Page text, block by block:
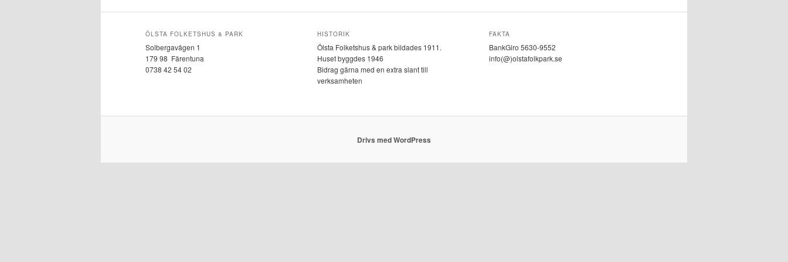
ÖLSTA FOLKETSHUS & PARK
Solbergavägen 1
179 98 Färentuna
0738 42 54 02
HISTORIK
Ölsta Folketshus & park bildades 1911.
Huset byggdes 1946
Bidrag gärna med en extra slant till
verksamheten
FAKTA
BankGiro 5630-9552
info(@)olstafolkpark.se
Drivs med WordPress